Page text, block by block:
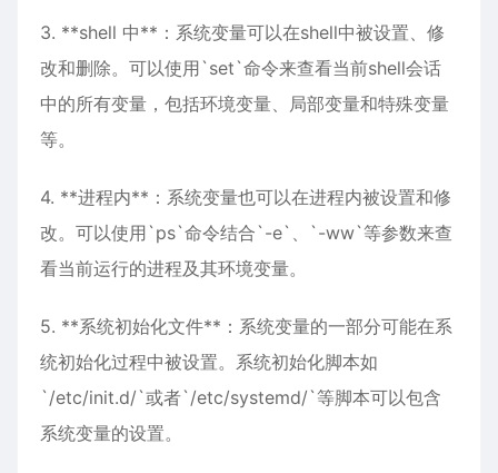
3. **shell 中**：系统变量可以在shell中被设置、修
改和删除。可以使用`set`命令来查看当前shell会话
中的所有变量，包括环境变量、局部变量和特殊变量
等。
4. **进程内**：系统变量也可以在进程内被设置和修
改。可以使用`ps`命令结合`-e`、`-ww`等参数来查
看当前运行的进程及其环境变量。
5. **系统初始化文件**：系统变量的一部分可能在系
统初始化过程中被设置。系统初始化脚本如
`/etc/init.d/`或者`/etc/systemd/`等脚本可以包含
系统变量的设置。